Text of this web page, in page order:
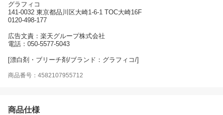
グラフィコ
141-0032 東京都品川区大崎1-6-1 TOC大崎16F
0120-498-177
広告文責：楽天グループ株式会社
電話：050-5577-5043
[漂白剤・ブリーチ剤/ブランド：グラフィコ/]
商品番号：4582107955712
商品仕様